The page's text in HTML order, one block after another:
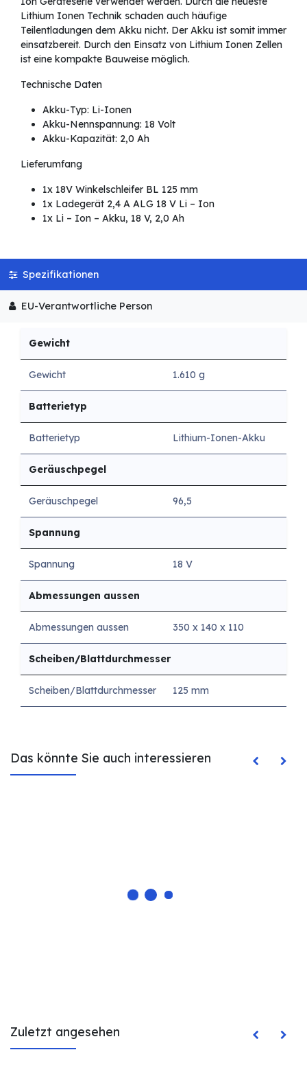
Lithium Ionen Technik schaden auch häufige
Teilentladungen dem Akku nicht. Der Akku ist somit immer
einsatzbereit. Durch den Einsatz von Lithium Ionen Zellen
ist eine kompakte Bauweise möglich.
Technische Daten
Akku-Typ: Li-Ionen
Akku-Nennspannung: 18 Volt
Akku-Kapazität: 2,0 Ah
Lieferumfang
1x 18V Winkelschleifer BL 125 mm
1x Ladegerät 2,4 A ALG 18 V Li – Ion
1x Li – Ion – Akku, 18 V, 2,0 Ah
Spezifikationen
EU-Verantwortliche Person
Gewicht
Gewicht 1.610 g
Batterietyp
Batterietyp Lithium-Ionen-Akku
Geräuschpegel
Geräuschpegel 96,5
Spannung
Spannung 18 V
Abmessungen aussen
Abmessungen aussen 350 x 140 x 110
Scheiben/Blattdurchmesser
Scheiben/Blattdurchmesser 125 mm
Das könnte Sie auch interessieren
Zuletzt angesehen